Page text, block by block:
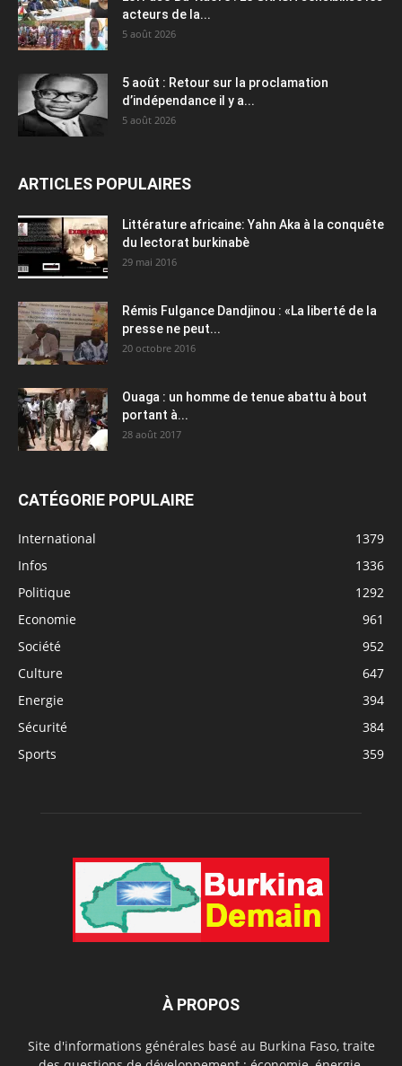
acteurs de la...
5 août 2026
5 août : Retour sur la proclamation
d’indépendance il y a...
5 août 2026
ARTICLES POPULAIRES
Littérature africaine: Yahn Aka à la conquête
du lectorat burkinabè
29 mai 2016
Rémis Fulgance Dandjinou : «La liberté de la
presse ne peut...
20 octobre 2016
Ouaga : un homme de tenue abattu à bout
portant à...
28 août 2017
CATÉGORIE POPULAIRE
International
1379
Infos
1336
Politique
1292
Economie
961
Société
952
Culture
647
Energie
394
Sécurité
384
Sports
359
À PROPOS
Site d'informations générales basé au Burkina Faso, traite